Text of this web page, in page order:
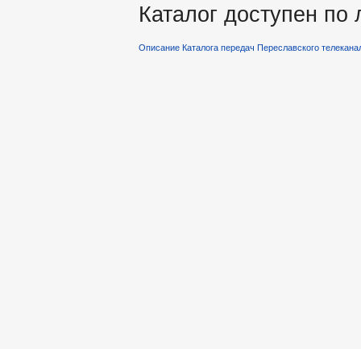
Каталог доступен
Описание Каталога передач Переславского